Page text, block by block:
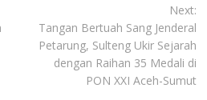
Next:
Tangan Bertuah Sang Jenderal
Petarung, Sulteng Ukir Sejarah
dengan Raihan 35 Medali di
PON XXI Aceh-Sumut